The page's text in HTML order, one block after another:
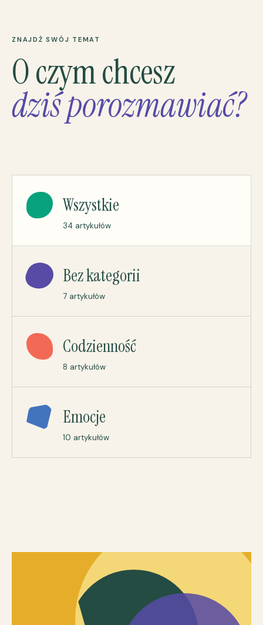
ZNAJDŹ SWÓJ TEMAT
O czym chcesz
dziś porozmawiać?
Wszystkie
34 artykułów
Bez kategorii
7 artykułów
Codzienność
8 artykułów
Emocje
10 artykułów